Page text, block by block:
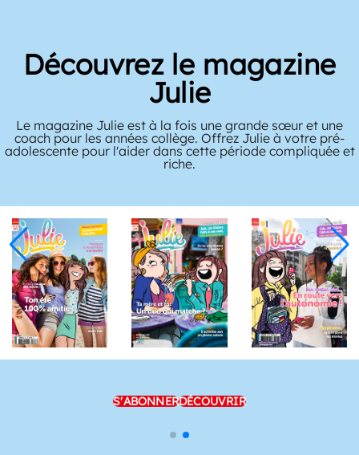
Découvrez le magazine
Julie
Le magazine Julie est à la fois une grande sœur et une
coach pour les années collège. Offrez Julie à votre pré-
adolescente pour l'aider dans cette période compliquée et
riche.
S'ABONNERDÉCOUVRIR